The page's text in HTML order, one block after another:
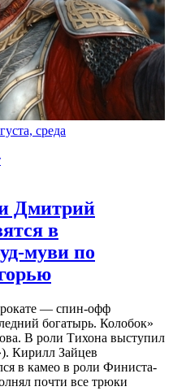
среда
Дмитрий
в
муви по
— спин-офф
богатырь. Колобок»
В роли Тихона выступил
Кирилл Зайцев
в камео в роли Финиста-
почти все трюки